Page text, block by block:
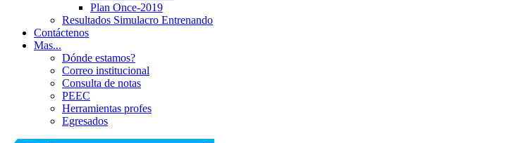
Plan Once-2019
Resultados Simulacro Entrenando
Contáctenos
Mas...
Dónde estamos?
Correo institucional
Consulta de notas
PEEC
Herramientas profes
Egresados